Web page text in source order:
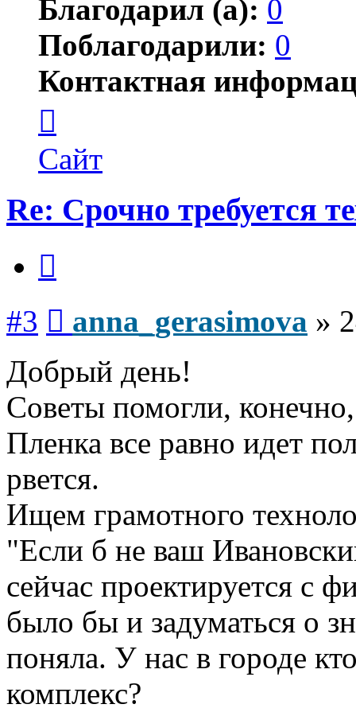
Благодарил (а): 0
Поблагодарили: 0
Контактная
пользователя
anna_gerasimova
Сайт
Re: Срочно требуется
#3 anna_gerasimova »
Добрый день!
Советы помогли,
Пленка все равно идет
рвется.
Ищем грамотного
"Если б не ваш
сейчас проектируется с
было бы и задуматься о
поняла. У нас в городе
комплекс?